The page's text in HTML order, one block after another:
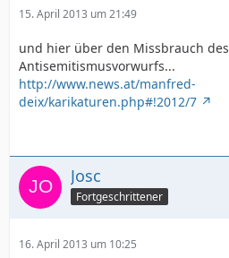
15. April 2013 um 21:49
und hier über den Missbrauch des
Antisemitismusvorwurfs...
http://www.news.at/manfred-
deix/karikaturen.php#!2012/7
Josc
Fortgeschrittener
16. April 2013 um 10:25